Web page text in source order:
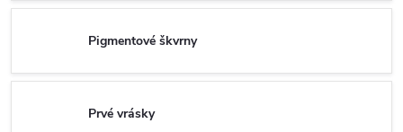
Pigmentové škvrny
Prvé vrásky